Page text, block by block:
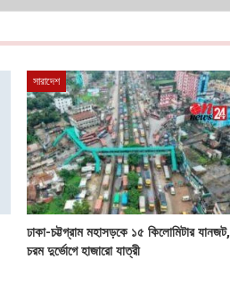
সারাদেশ
ঢাকা-চট্টগ্রাম মহাসড়কে ১৫ কিলোমিটার যানজট,
চরম দুর্ভোগে হাজারো যাত্রী